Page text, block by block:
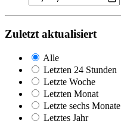
Zuletzt aktualisiert
Alle
Letzten 24 Stunden
Letzte Woche
Letzten Monat
Letzte sechs Monate
Letztes Jahr